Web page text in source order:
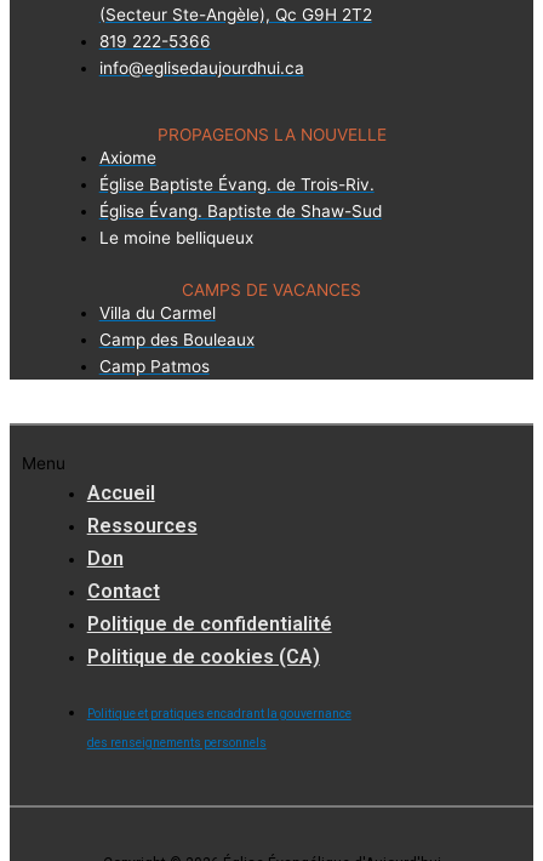
(Secteur Ste-Angèle), Qc G9H 2T2
819 222-5366
info@eglisedaujourdhui.ca
PROPAGEONS LA NOUVELLE
Axiome
Église Baptiste Évang. de Trois-Riv.
Église Évang. Baptiste de Shaw-Sud
Le moine belliqueux
CAMPS DE VACANCES
Villa du Carmel
Camp des Bouleaux
Camp Patmos
Menu
Accueil
Ressources
Don
Contact
Politique de confidentialité
Politique de cookies (CA)
Politique et pratiques encadrant la gouvernance
des renseignements personnels